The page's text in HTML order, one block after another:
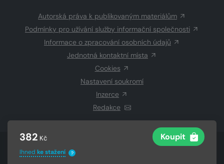
382 Kč Koupit
Ihned ke stažení ?
Autorská práva k publikovaným materiálům
Podmínky pro užívání služby informační společnosti
Informace o zpracování osobních údajů
Jednotná kontaktní místa
Cookies
Nastavení soukromí
Inzerce
Redakce
CZECH NEWS CENTER a.s.a dodavatelé